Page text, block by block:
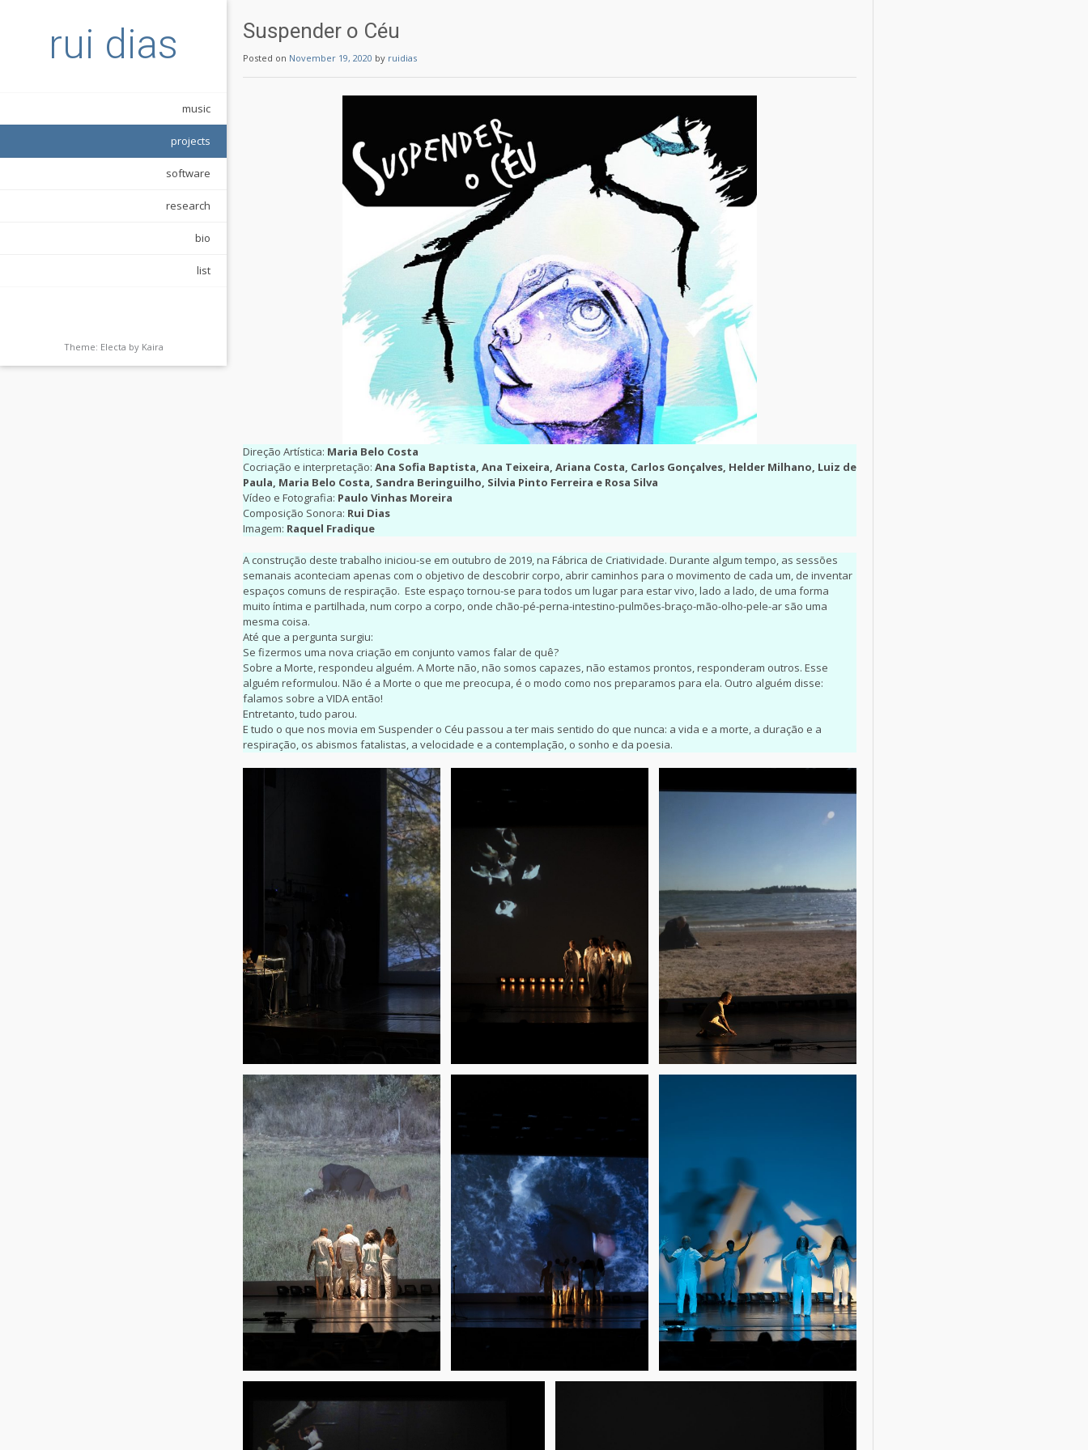
rui dias
music
projects
software
research
bio
list
Theme: Electa by Kaira
Suspender o Céu
Posted on November 19, 2020 by ruidias
Direção Artística: Maria Belo Costa
Cocriação e interpretação: Ana Sofia Baptista, Ana Teixeira, Ariana Costa, Carlos Gonçalves, Helder Milhano, Luiz de
Paula, Maria Belo Costa, Sandra Beringuilho, Silvia Pinto Ferreira e Rosa Silva
Vídeo e Fotografia: Paulo Vinhas Moreira
Composição Sonora: Rui Dias
Imagem: Raquel Fradique
A construção deste trabalho iniciou-se em outubro de 2019, na Fábrica de Criatividade. Durante algum tempo, as sessões
semanais aconteciam apenas com o objetivo de descobrir corpo, abrir caminhos para o movimento de cada um, de inventar
espaços comuns de respiração. Este espaço tornou-se para todos um lugar para estar vivo, lado a lado, de uma forma
muito íntima e partilhada, num corpo a corpo, onde chão-pé-perna-intestino-pulmões-braço-mão-olho-pele-ar são uma
mesma coisa.
Até que a pergunta surgiu:
Se fizermos uma nova criação em conjunto vamos falar de quê?
Sobre a Morte, respondeu alguém. A Morte não, não somos capazes, não estamos prontos, responderam outros. Esse
alguém reformulou. Não é a Morte o que me preocupa, é o modo como nos preparamos para ela. Outro alguém disse:
falamos sobre a VIDA então!
Entretanto, tudo parou.
E tudo o que nos movia em Suspender o Céu passou a ter mais sentido do que nunca: a vida e a morte, a duração e a
respiração, os abismos fatalistas, a velocidade e a contemplação, o sonho e da poesia.